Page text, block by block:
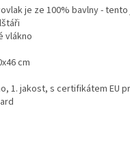
je ze 100% bavlny -
vlákno
cm
1. jakost, s certifikátem EU